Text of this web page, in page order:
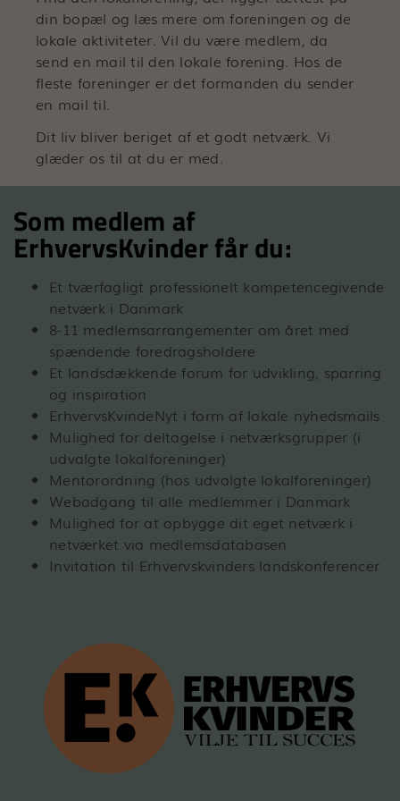
din bopæl og læs mere om foreningen og de
lokale aktiviteter. Vil du være medlem, da
send en mail til den lokale forening. Hos de
fleste foreninger er det formanden du sender
en mail til.
Dit liv bliver beriget af et godt netværk. Vi
glæder os til at du er med.
Som medlem af
ErhvervsKvinder får du:
Et tværfagligt professionelt kompetencegivende
netværk i Danmark
8-11 medlemsarrangementer om året med
spændende foredragsholdere
Et landsdækkende forum for udvikling, sparring
og inspiration
ErhvervsKvindeNyt i form af lokale nyhedsmails
Mulighed for deltagelse i netværksgrupper (i
udvalgte lokalforeninger)
Mentorordning (hos udvalgte lokalforeninger)
Webadgang til alle medlemmer i Danmark
Mulighed for at opbygge dit eget netværk i
netværket via medlemsdatabasen
Invitation til Erhvervskvinders landskonferencer